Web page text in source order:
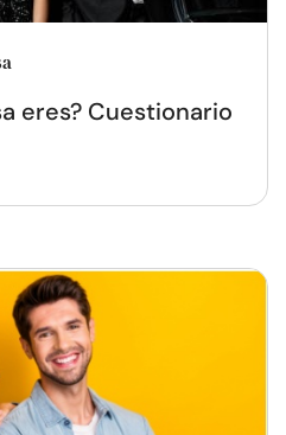
eres? Cuestionario